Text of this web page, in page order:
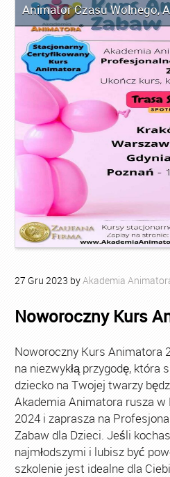
Animator Czasu Wolnego,
27 Gru 2023 byAkademia
Noworoczny Kurs
Noworoczny Kurs Animatora
na niezwykłą przygodę, która
dziecko na Twojej twarzy
Akademia Animatora rusza w
2024 i zaprasza na
Zabaw dla Dzieci. Jeśli
najmłodszymi i lubisz być
szkolenie jest idealne dla